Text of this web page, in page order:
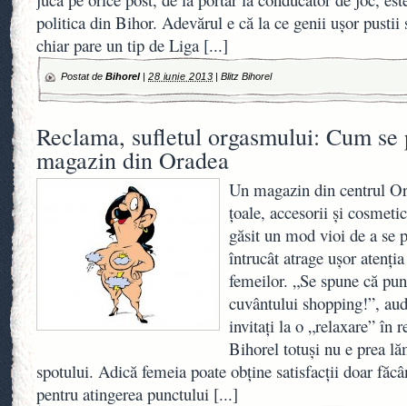
politica din Bihor. Adevărul e că la ce genii uşor pustii
chiar pare un tip de Liga [...]
Postat de Bihorel| 28 iunie 2013 |Blitz Bihorel
Reclama, sufletul orgasmului: Cum se
magazin din Oradea
Un magazin din centrul
ţoale, accesorii şi
găsit un mod vioi de a se
întrucât atrage uşor
femeilor. „Se spune că
cuvântului shopping!”,
invitaţi la o „relaxare” în
Bihorel totuşi nu e prea
spotului. Adică femeia poate obţine satisfacţii doar
pentru atingerea punctului [...]